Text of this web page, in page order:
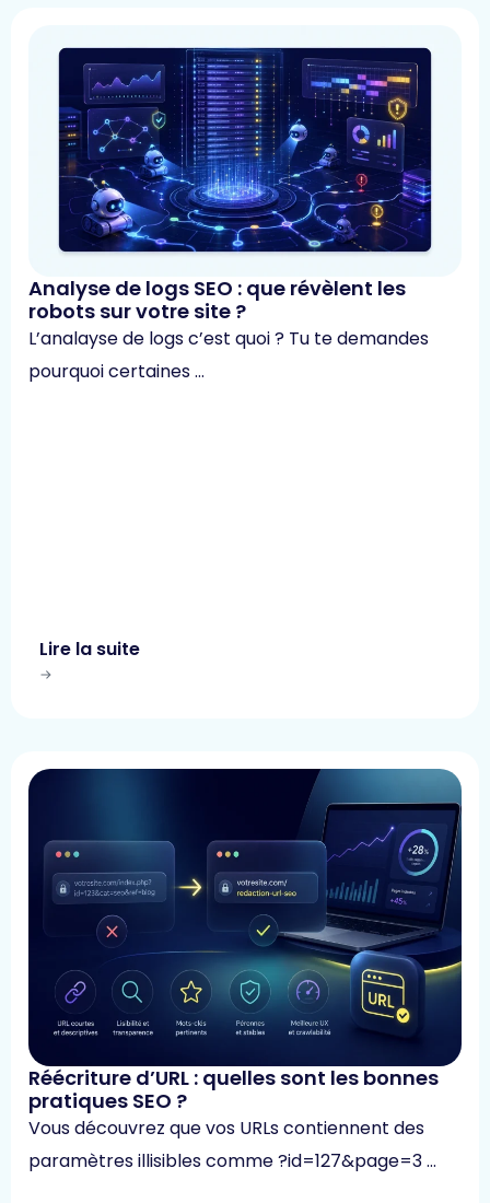
Analyse de logs SEO : que révèlent les
robots sur votre site ?
L’analayse de logs c’est quoi ? Tu te demandes
pourquoi certaines …
Lire la suite
Réécriture d’URL : quelles sont les bonnes
pratiques SEO ?
Vous découvrez que vos URLs contiennent des
paramètres illisibles comme ?id=127&page=3 …